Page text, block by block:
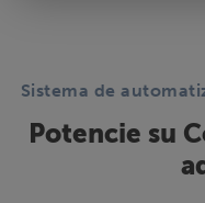
Sistema de
Potencie su